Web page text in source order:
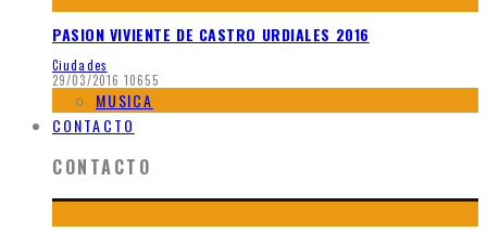
PASION VIVIENTE DE CASTRO URDIALES 2016
Ciudades
29/03/2016 10655
MUSICA
CONTACTO
CONTACTO